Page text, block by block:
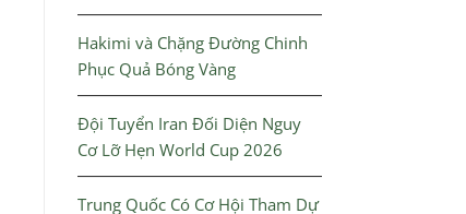
Hakimi và Chặng Đường Chinh
Phục Quả Bóng Vàng
Đội Tuyển Iran Đối Diện Nguy
Cơ Lỡ Hẹn World Cup 2026
Trung Quốc Có Cơ Hội Tham Dự